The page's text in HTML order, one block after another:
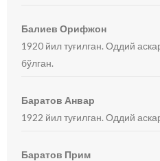
Балиев Орифжон
1920 йил туғилган. Оддий
бўлган.
Баратов Анвар
1922 йил туғилган. Оддий
Баратов Прим